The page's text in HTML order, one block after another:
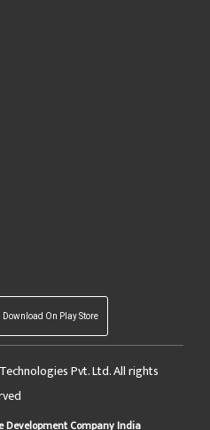
Download On Play Store
Pvt. Ltd. All rights
Development Company India